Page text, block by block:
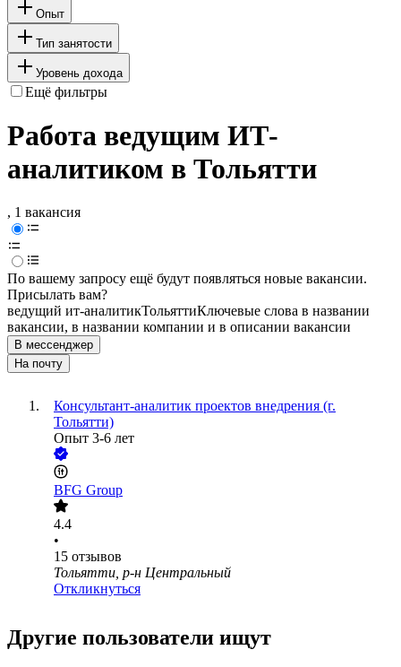
Опыт
Тип занятости
Уровень дохода
Ещё фильтры
Работа ведущим ИТ-
аналитиком в Тольятти
, 1 вакансия
По вашему запросу ещё будут появляться новые вакансии.
Присылать вам?
ведущий ит-аналитикТольяттиКлючевые слова в названии
вакансии, в названии компании и в описании вакансии
В мессенджер
На почту
Консультант-аналитик проектов внедрения (г.
Тольятти)
Опыт 3-6 лет
BFG Group
4.4
•
15 отзывов
Тольятти, р-н Центральный
Откликнуться
Другие пользователи ищут